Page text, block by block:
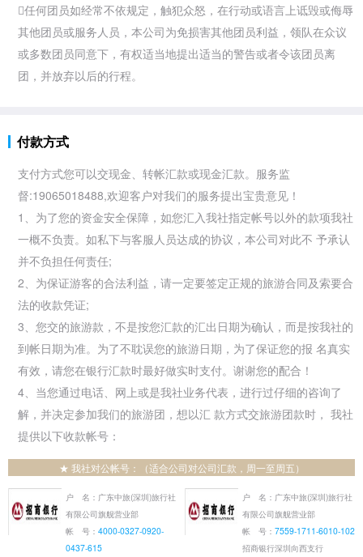
任何团员如经常不依规定，触犯众怒，在行动或语言上诋毁或侮辱
其他团员或服务人员，本公司为免损害其他团员利益，领队在众议
或多数团员同意下，有权适当地提出适当的警告或者令该团员离
团，并放弃以后的行程。
付款方式
支付方式您可以交现金、转帐汇款或现金汇款。服务监
督:19065018488,欢迎客户对我们的服务提出宝贵意见！
1、为了您的资金安全保障，如您汇入我社指定帐号以外的款项我社
一概不负责。如私下与客服人员达成的协议，本公司对此不 予承认
并不负担任何责任;
2、为保证游客的合法利益，请一定要签定正规的旅游合同及索要合
法的收款凭证;
3、您交的旅游款，不是按您汇款的汇出日期为确认，而是按我社的
到帐日期为准。为了不耽误您的旅游日期，为了保证您的报 名真实
有效，请您在银行汇款时最好做实时支付。谢谢您的配合！
4、当您通过电话、网上或是我社业务代表，进行过仔细的咨询了
解，并决定参加我们的旅游团，想以汇 款方式交旅游团款时， 我社
提供以下收款帐号：
★ 我社对公帐号：（适合公司对公司汇款，周一至周五）
户 名：广东中旅(深圳)旅行社
有限公司旗舰营业部
帐 号： 4000-0327-0920-
0437-615
户 名：广东中旅(深圳)旅行社
有限公司旗舰营业部
帐 号： 7559-1711-6010-102
招商银行深圳向西支行